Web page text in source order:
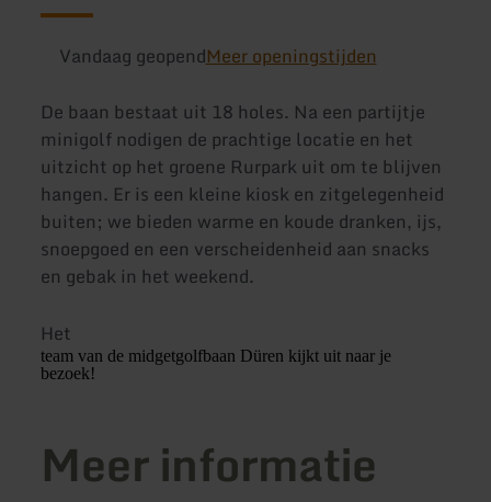
Vandaag geopendMeer openingstijden
De baan bestaat uit 18 holes. Na een partijtje
minigolf nodigen de prachtige locatie en het
uitzicht op het groene Rurpark uit om te blijven
hangen. Er is een kleine kiosk en zitgelegenheid
buiten; we bieden warme en koude dranken, ijs,
snoepgoed en een verscheidenheid aan snacks
en gebak in het weekend.
Het
team van de midgetgolfbaan Düren kijkt uit naar je
bezoek!
Meer informatie